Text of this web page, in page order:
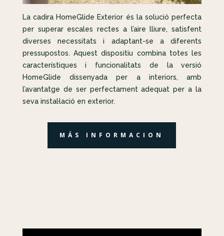
La cadira HomeGlide Exterior és la solució perfecta
per superar escales rectes a l’aire lliure, satisfent
diverses necessitats i adaptant-se a diferents
pressupostos. Aquest dispositiu combina totes les
característiques i funcionalitats de la versió
HomeGlide dissenyada per a interiors, amb
l’avantatge de ser perfectament adequat per a la
seva instal·lació en exterior.
MÁS INFORMACION